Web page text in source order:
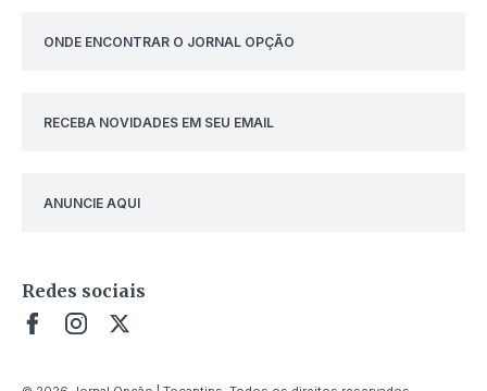
ONDE ENCONTRAR O JORNAL OPÇÃO
RECEBA NOVIDADES EM SEU EMAIL
ANUNCIE AQUI
Redes sociais